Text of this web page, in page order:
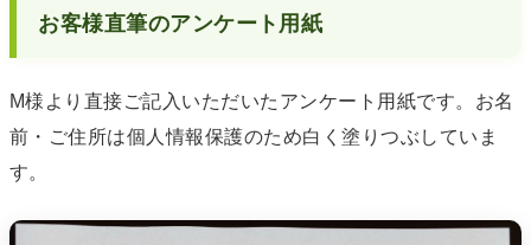
お客様直筆のアンケート用紙
M様より直接ご記入いただいたアンケート用紙です。お名
前・ご住所は個人情報保護のため白く塗りつぶしていま
す。